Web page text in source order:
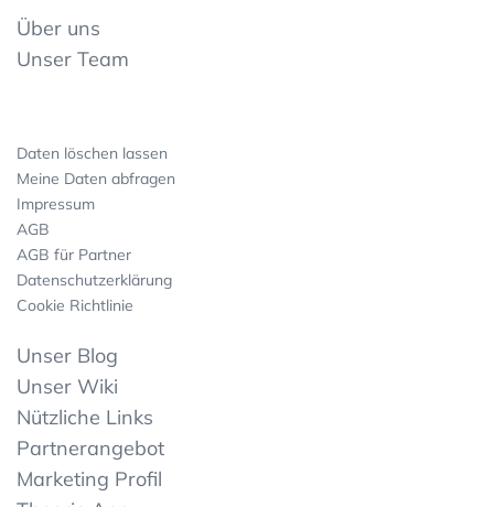
Über uns
Unser Team
Daten löschen lassen
Meine Daten abfragen
Impressum
AGB
AGB für Partner
Datenschutzerklärung
Cookie Richtlinie
Unser Blog
Unser Wiki
Nützliche Links
Partnerangebot
Marketing Profil